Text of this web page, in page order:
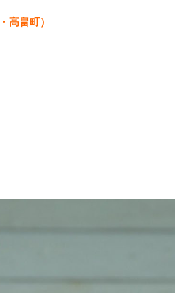
高畠町）